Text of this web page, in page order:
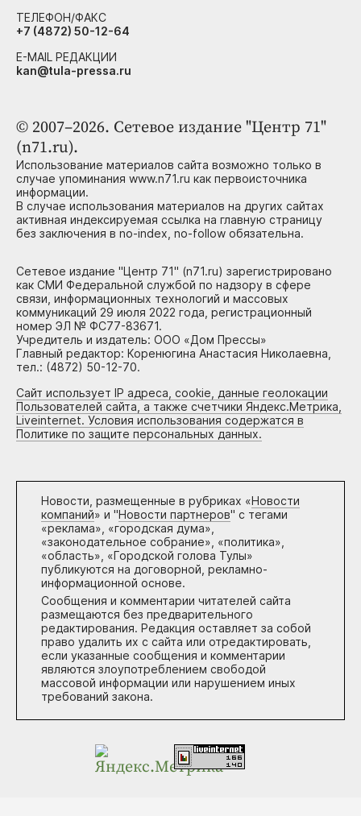
© 2007–2026. Сетевое издание "Центр 71"
(n71.ru).
Использование материалов сайта возможно только в
случае упоминания www.n71.ru как первоисточника
информации.
В случае использования материалов на других сайтах
активная индексируемая ссылка на главную страницу
без заключения в no-index, no-follow обязательна.
Сетевое издание "Центр 71" (n71.ru) зарегистрировано
как СМИ Федеральной службой по надзору в сфере
связи, информационных технологий и массовых
коммуникаций 29 июля 2022 года, регистрационный
номер ЭЛ № ФС77-83671.
Учредитель и издатель: ООО «Дом Прессы»
Главный редактор: Коренюгина Анастасия Николаевна,
тел.: (4872) 50-12-70.
Сайт использует IP адреса, cookie, данные геолокации
Пользователей сайта, а также счетчики Яндекс.Метрика,
Liveinternet. Условия использования содержатся в
Политике по защите персональных данных.
Новости, размещенные в рубриках «Новости
компаний» и "Новости партнеров" с тегами
«реклама», «городская дума»,
«законодательное собрание», «политика»,
«область», «Городской голова Тулы»
публикуются на договорной, рекламно-
информационной основе.
Сообщения и комментарии читателей сайта
размещаются без предварительного
редактирования. Редакция оставляет за собой
право удалить их с сайта или отредактировать,
если указанные сообщения и комментарии
являются злоупотреблением свободой
массовой информации или нарушением иных
требований закона.
ТЕЛЕФОН/ФАКС
+7 (4872) 50-12-64
E-MAIL РЕДАКЦИИ
kan@tula-pressa.ru